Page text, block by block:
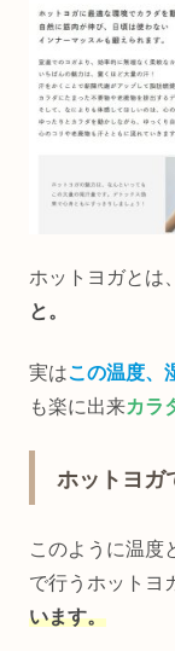
ホットヨガとは、
と。
実はこの温度、
も楽に出来カラ
ホットヨガ
このように温度
で行うホットヨ
います。